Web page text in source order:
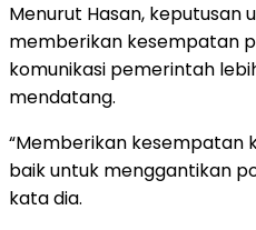
Menurut Hasan, keputusan
memberikan kesempatan
komunikasi pemerintah
mendatang.
“Memberikan kesempatan
baik untuk menggantikan
kata dia.